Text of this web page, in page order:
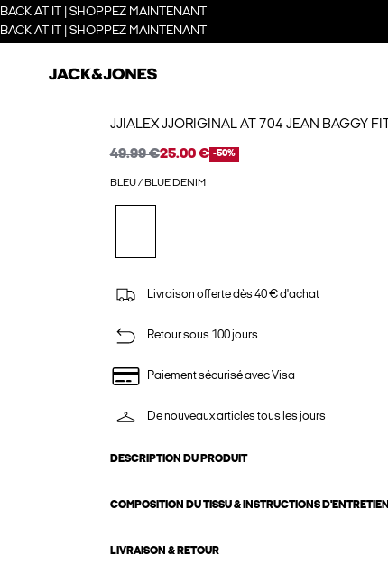
BACK AT IT | SHOPPEZ MAINTENANT
BACK AT IT | SHOPPEZ MAINTENANT
JJIALEX JJORIGINAL AT 704 JEAN BAGGY FIT
49.99 €25.00 € -50%
BLEU / BLUE DENIM
Livraison offerte dès 40 € d'achat
Retour sous 100 jours
Paiement sécurisé avec Visa
De nouveaux articles tous les jours
DESCRIPTION DU PRODUIT
COMPOSITION DU TISSU & INSTRUCTIONS D'ENTRETIEN
LIVRAISON & RETOUR